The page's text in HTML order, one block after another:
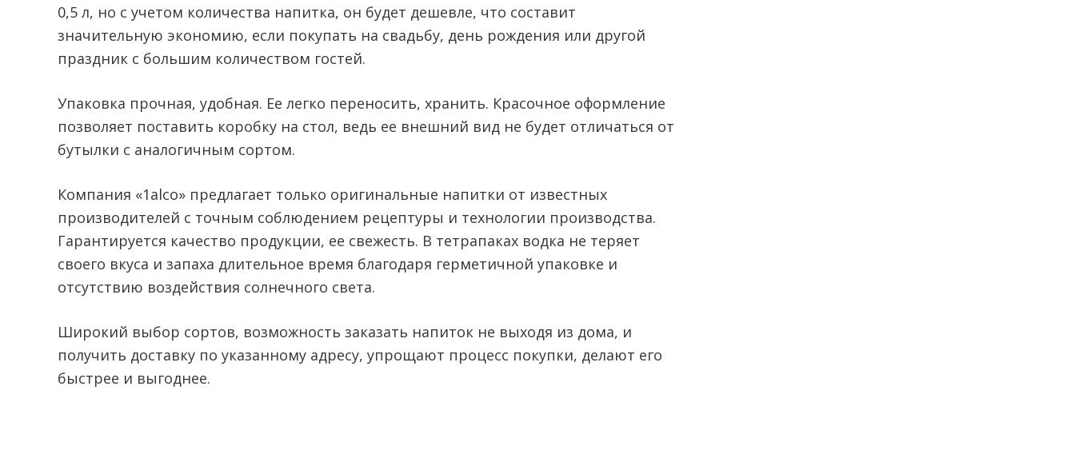
0,5 л, но с учетом количества напитка, он будет дешевле, что составит
значительную экономию, если покупать на свадьбу, день рождения или другой
праздник с большим количеством гостей.
Упаковка прочная, удобная. Ее легко переносить, хранить. Красочное оформление
позволяет поставить коробку на стол, ведь ее внешний вид не будет отличаться от
бутылки с аналогичным сортом.
Компания «1alco» предлагает только оригинальные напитки от известных
производителей с точным соблюдением рецептуры и технологии производства.
Гарантируется качество продукции, ее свежесть. В тетрапаках водка не теряет
своего вкуса и запаха длительное время благодаря герметичной упаковке и
отсутствию воздействия солнечного света.
Широкий выбор сортов, возможность заказать напиток не выходя из дома, и
получить доставку по указанному адресу, упрощают процесс покупки, делают его
быстрее и выгоднее.